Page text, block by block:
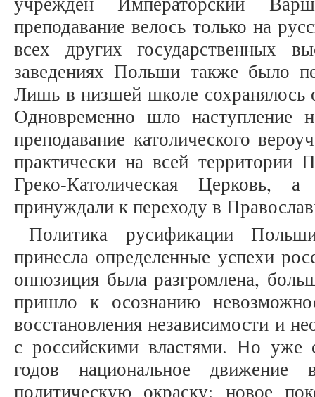
преподавание велось только на
всех других государственных
заведениях Польши также было
Лишь в низшей школе сохранялось
Одновременно шло наступление
преподавание католического
практически на всей территории
Греко-Католическая Церковь,
принуждали к переходу в
Политика русификации
принесла определенные успехи
оппозиция была разгромлена,
пришло к осознанию
восстановления независимости и
с российскими властями. Но уже
годов национальное движение
политическую окраску: новое